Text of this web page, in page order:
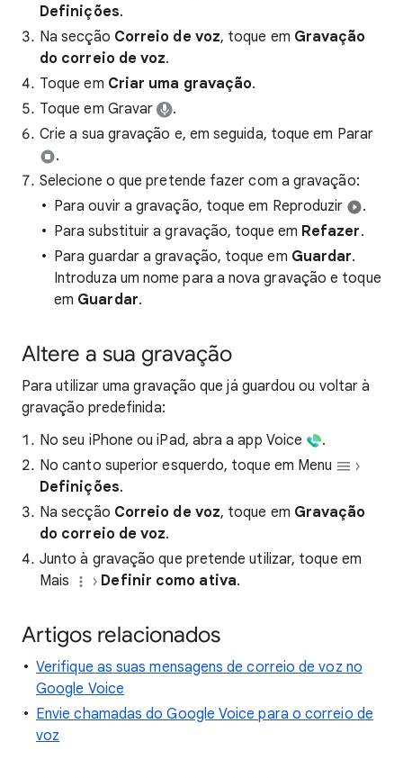
Definições.
Na secção Correio de voz, toque em Gravação
do correio de voz.
Toque em Criar uma gravação.
Toque em Gravar
.
Crie a sua gravação e, em seguida, toque em Parar
.
Selecione o que pretende fazer com a gravação:
Para ouvir a gravação, toque em Reproduzir
.
Para substituir a gravação, toque em Refazer.
Para guardar a gravação, toque em Guardar.
Introduza um nome para a nova gravação e toque
em Guardar.
Altere a sua gravação
Para utilizar uma gravação que já guardou ou voltar à
gravação predefinida:
No seu iPhone ou iPad, abra a app Voice
.
No canto superior esquerdo, toque em Menu
Definições.
Na secção Correio de voz, toque em Gravação
do correio de voz.
Junto à gravação que pretende utilizar, toque em
Mais
Definir como ativa.
Artigos relacionados
Verifique as suas mensagens de correio de voz no
Google Voice
Envie chamadas do Google Voice para o correio de
voz